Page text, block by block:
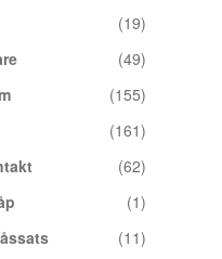
(19)
(49)
(155)
(161)
(62)
(1)
(11)